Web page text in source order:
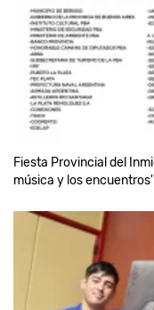
Fiesta Provincial del
música y los